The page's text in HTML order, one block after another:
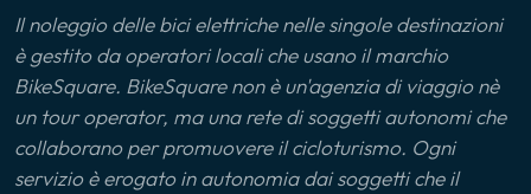
Il noleggio delle bici elettriche nelle singole destinazioni
è gestito da operatori locali che usano il marchio
BikeSquare. BikeSquare non è un'agenzia di viaggio nè
un tour operator, ma una rete di soggetti autonomi che
collaborano per promuovere il cicloturismo. Ogni
servizio è erogato in autonomia dai soggetti che il